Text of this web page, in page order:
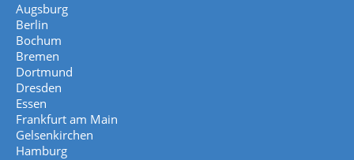
Augsburg
Berlin
Bochum
Bremen
Dortmund
Dresden
Essen
Frankfurt am Main
Gelsenkirchen
Hamburg